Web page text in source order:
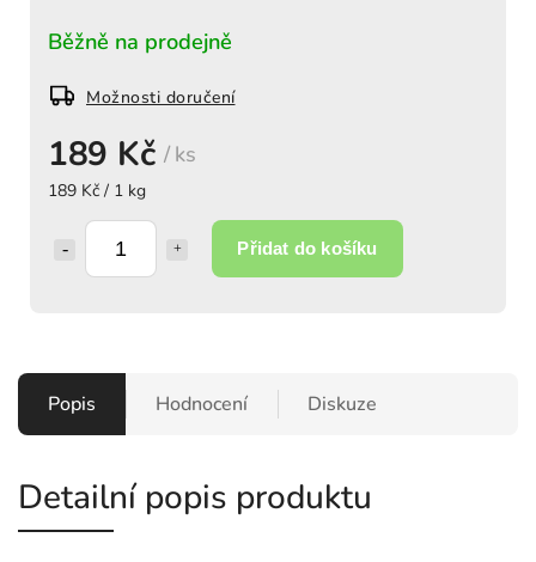
189 Kč / ks
189 Kč / 1 kg
Přidat do košíku
Běžně na prodejně
Možnosti doručení
Popis Hodnocení Diskuze
Detailní popis produktu